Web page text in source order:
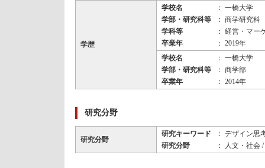
学歴
学校名
： 一橋大学
学部・研究科等
： 商学研究科
学科等
： 経営・マー
卒業年
： 2019年
学校名
： 一橋大学
学部・研究科等
： 商学部
卒業年
： 2014年
研究分野
研究分野
研究キーワード
： デザイン思
研究分野
： 人文・社会